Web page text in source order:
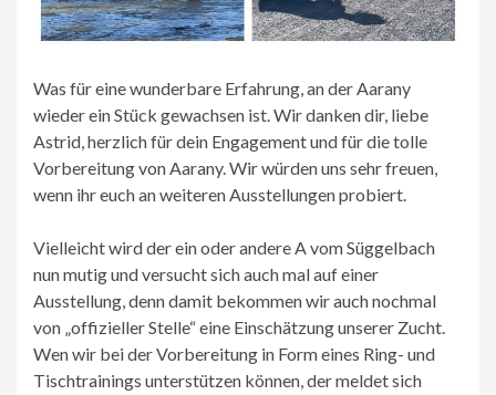
Was für eine wunderbare Erfahrung, an der Aarany
wieder ein Stück gewachsen ist. Wir danken dir, liebe
Astrid, herzlich für dein Engagement und für die tolle
Vorbereitung von Aarany. Wir würden uns sehr freuen,
wenn ihr euch an weiteren Ausstellungen probiert.
Vielleicht wird der ein oder andere A vom Süggelbach
nun mutig und versucht sich auch mal auf einer
Ausstellung, denn damit bekommen wir auch nochmal
von „offizieller Stelle“ eine Einschätzung unserer Zucht.
Wen wir bei der Vorbereitung in Form eines Ring- und
Tischtrainings unterstützen können, der meldet sich